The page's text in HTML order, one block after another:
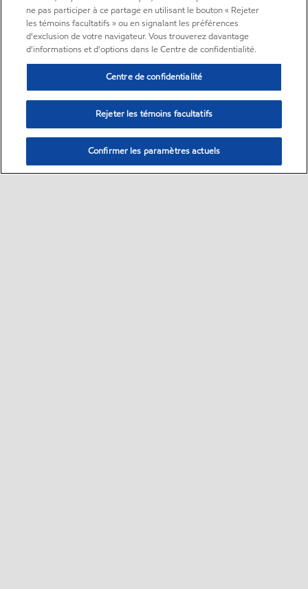
ne pas participer à ce partage en utilisant le bouton « Rejeter
les témoins facultatifs » ou en signalant les préférences
d'exclusion de votre navigateur. Vous trouverez davantage
d'informations et d'options dans le Centre de confidentialité.
Centre de confidentialité
Rejeter les témoins facultatifs
Confirmer les paramètres actuels